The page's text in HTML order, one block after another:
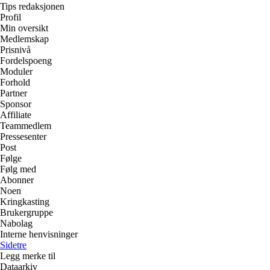
Tips redaksjonen
Profil
Min oversikt
Medlemskap
Prisnivå
Fordelspoeng
Moduler
Forhold
Partner
Sponsor
Affiliate
Teammedlem
Pressesenter
Post
Følge
Følg med
Abonner
Noen
Kringkasting
Brukergruppe
Nabolag
Interne henvisninger
Sidetre
Legg merke til
Dataarkiv